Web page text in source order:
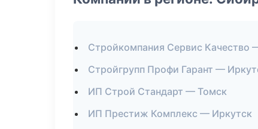
Стройкомпания Сервис Качество
Стройгрупп Профи Гарант —
ИП Строй Стандарт — Томск
ИП Престиж Комплекс — Иркутск